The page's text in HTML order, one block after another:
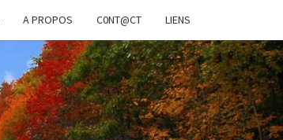
A PROPOS C0NT@CT LIENS